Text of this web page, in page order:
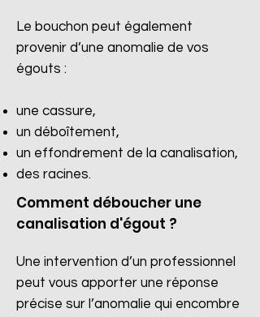
Le bouchon peut également
provenir d’une anomalie de vos
égouts :
une cassure,
un déboîtement,
un effondrement de la canalisation,
des racines.​
Comment déboucher une
canalisation d'égout ?
Une intervention d’un professionnel
peut vous apporter une réponse
précise sur l’anomalie qui encombre